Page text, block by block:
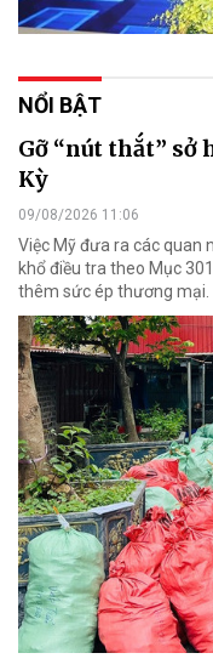
NỔI BẬT
Gỡ “nút thắt” sở
Kỳ
09/08/2026 11:06
Việc Mỹ đưa ra các quan
khổ điều tra theo Mục
thêm sức ép thương mại.